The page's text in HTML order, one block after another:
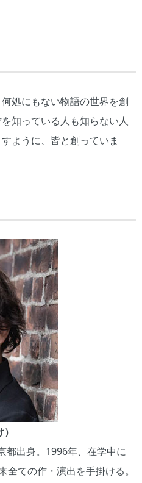
処にもない物語の世界を創
知っている人も知らない人
ように、皆と創っていま
都出身。1996年、在学中に
全ての作・演出を手掛ける。